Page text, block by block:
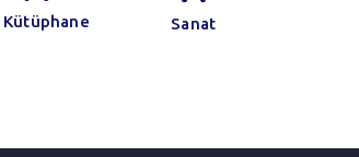
Kütüphane Sanat